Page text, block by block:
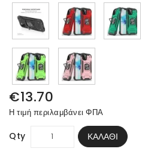
€13.70
Η τιμή περιλαμβάνει ΦΠΑ
Qty ΚΑΛΆΘΙ